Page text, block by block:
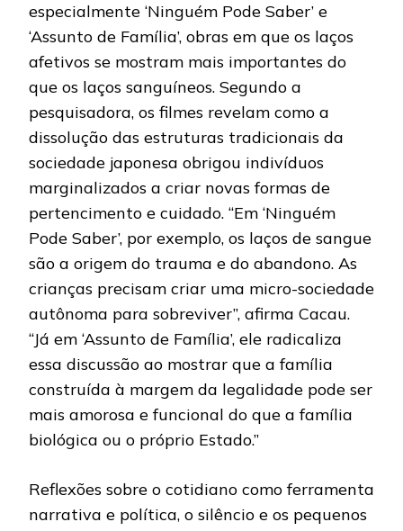
especialmente ‘Ninguém Pode Saber’ e
‘Assunto de Família’, obras em que os laços
afetivos se mostram mais importantes do
que os laços sanguíneos. Segundo a
pesquisadora, os filmes revelam como a
dissolução das estruturas tradicionais da
sociedade japonesa obrigou indivíduos
marginalizados a criar novas formas de
pertencimento e cuidado. “Em ‘Ninguém
Pode Saber’, por exemplo, os laços de sangue
são a origem do trauma e do abandono. As
crianças precisam criar uma micro-sociedade
autônoma para sobreviver”, afirma Cacau.
“Já em ‘Assunto de Família’, ele radicaliza
essa discussão ao mostrar que a família
construída à margem da legalidade pode ser
mais amorosa e funcional do que a família
biológica ou o próprio Estado.”
Reflexões sobre o cotidiano como ferramenta
narrativa e política, o silêncio e os pequenos